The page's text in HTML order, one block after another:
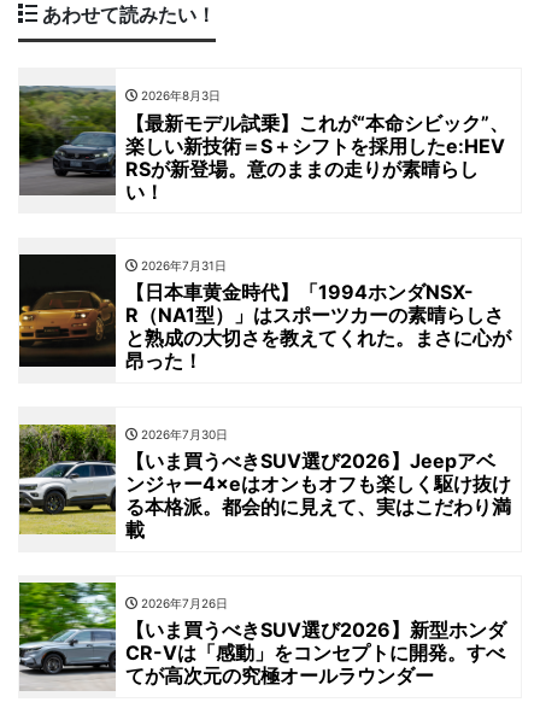
あわせて読みたい！
2026年8月3日
【最新モデル試乗】これが“本命シビック”、
楽しい新技術＝S＋シフトを採用したe:HEV
RSが新登場。意のままの走りが素晴らし
い！
2026年7月31日
【日本車黄金時代】「1994ホンダNSX-
R（NA1型）」はスポーツカーの素晴らしさ
と熟成の大切さを教えてくれた。まさに心が
昂った！
2026年7月30日
【いま買うべきSUV選び2026】Jeepアベ
ンジャー4×eはオンもオフも楽しく駆け抜け
る本格派。都会的に見えて、実はこだわり満
載
2026年7月26日
【いま買うべきSUV選び2026】新型ホンダ
CR-Vは「感動」をコンセプトに開発。すべ
てが高次元の究極オールラウンダー